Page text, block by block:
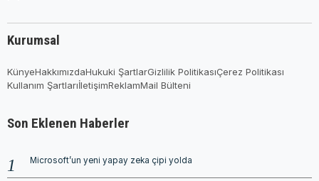
Kurumsal
KünyeHakkımızdaHukuki ŞartlarGizlilik PolitikasıÇerez Politikası
Kullanım ŞartlarıİletişimReklamMail Bülteni
Son Eklenen Haberler
Microsoft’un yeni yapay zeka çipi yolda